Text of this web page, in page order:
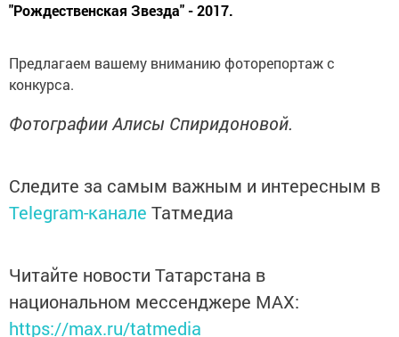
"Рождественская Звезда" - 2017.
Предлагаем вашему вниманию фоторепортаж с
конкурса.
Фотографии Алисы Спиридоновой.
Следите за самым важным и интересным в
Telegram-канале Татмедиа
Читайте новости Татарстана в
национальном мессенджере MАХ:
https://max.ru/tatmedia